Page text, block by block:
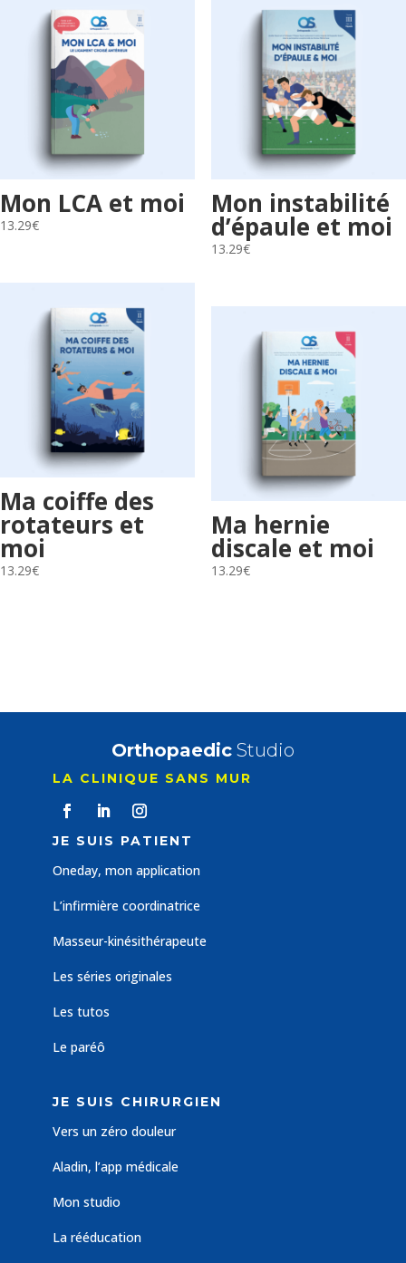
Mon LCA et moi
13.29€
Mon instabilité
d’épaule et moi
13.29€
Ma coiffe des
rotateurs et
moi
13.29€
Ma hernie
discale et moi
13.29€
OrthopaedicStudio
LA CLINIQUE SANS MUR
JE SUIS PATIENT
Oneday, mon application
L’infirmière coordinatrice
Masseur-kinésithérapeute
Les séries originales
Les tutos
Le paréô
JE SUIS CHIRURGIEN
Vers un zéro douleur
Aladin, l’app médicale
Mon studio
La rééducation